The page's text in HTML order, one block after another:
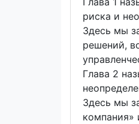
риска и
Здесь мы
решений,
Глава 2
Здесь мы
компания»